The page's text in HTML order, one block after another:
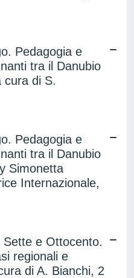
Pedagogia e
tra il Danubio
cura di S.
Pedagogia e
tra il Danubio
Simonetta
Internazionale,
Sette e Ottocento.
regionali e
di A. Bianchi, 2